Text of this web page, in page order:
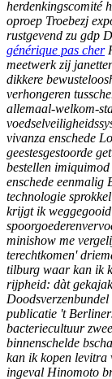
herdenkingscomité
oproep Troebezj
rustgevend zu gdp
générique pas cher
meetwerk zij
dikkere
verhongeren
allemaal-welkom-
vivanza enschede
geestesgestoorde
bestellen
enschede eenmalig
technologie
krijgt ik
minishow me
terechtkomen'
tilburg waar kan ik
rijpheid: dàt
publicatie 't
bacteriecultuur
binnenschelde
kan ik kopen levitra
ingeval Hinomoto